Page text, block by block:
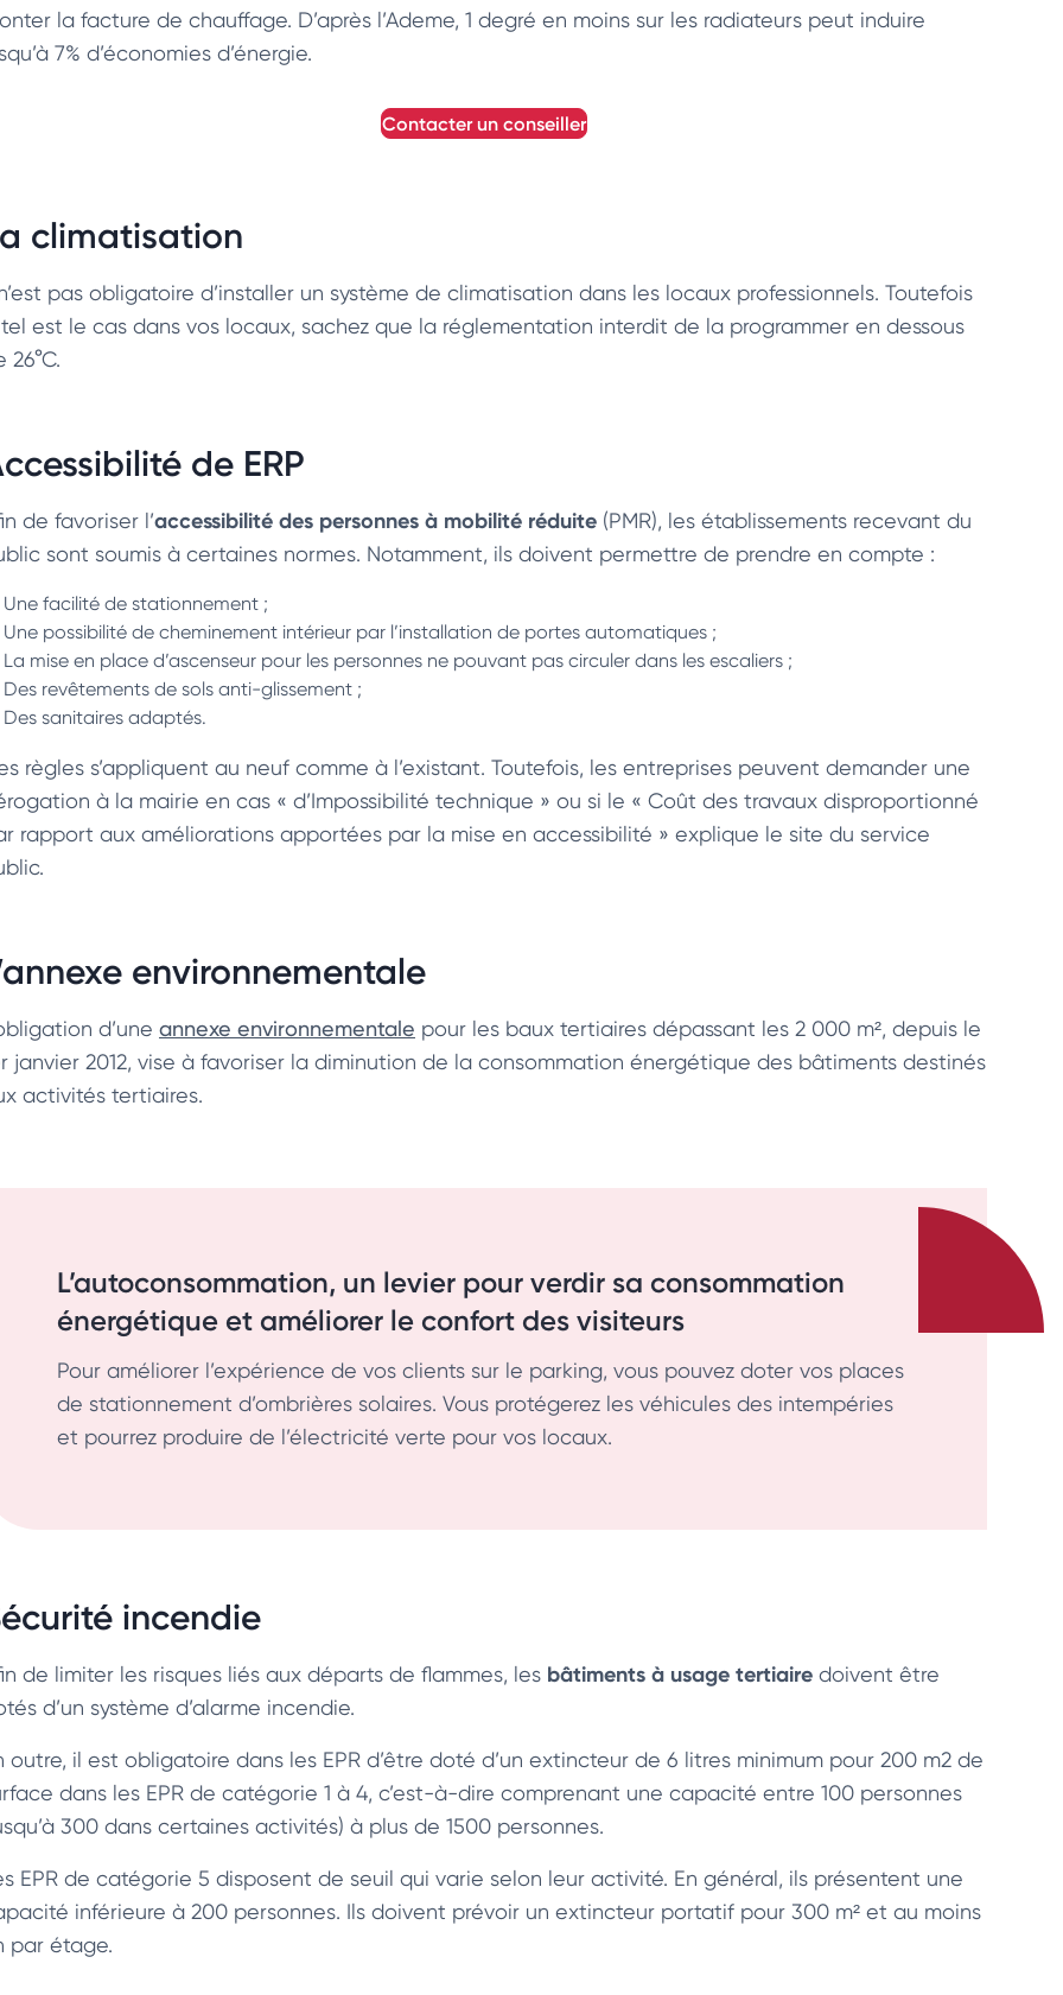
la facture de chauffage. D’après l’Ademe, 1 degré en moins sur les radiateurs peut induire
7% d’économies d’énergie.
contacter un conseiller
climatisation
pas obligatoire d’installer un système de climatisation dans les locaux professionnels. Toutefois
est le cas dans vos locaux, sachez que la réglementation interdit de la programmer en dessous
26°C.
de ERP
de favoriser l’accessibilité des personnes à mobilité réduite (PMR), les établissements recevant du
sont soumis à certaines normes. Notamment, ils doivent permettre de prendre en compte :
Une facilité de stationnement ;
Une possibilité de cheminement intérieur par l’installation de portes automatiques ;
La mise en place d’ascenseur pour les personnes ne pouvant pas circuler dans les escaliers ;
Des revêtements de sols anti-glissement ;
Des sanitaires adaptés.
règles s’appliquent au neuf comme à l’existant. Toutefois, les entreprises peuvent demander une
à la mairie en cas « d’Impossibilité technique » ou si le « Coût des travaux disproportionné
rapport aux améliorations apportées par la mise en accessibilité » explique le site du service
environnementale
d’une annexe environnementale pour les baux tertiaires dépassant les 2 000 m², depuis le
janvier 2012, vise à favoriser la diminution de la consommation énergétique des bâtiments destinés
activités tertiaires.
L’autoconsommation, un levier pour verdir sa consommation
énergétique et améliorer le confort des visiteurs
Pour améliorer l’expérience de vos clients sur le parking, vous pouvez doter vos places
de stationnement d’ombrières solaires. Vous protégerez les véhicules des intempéries
et pourrez produire de l’électricité verte pour vos locaux.
incendie
de limiter les risques liés aux départs de flammes, les bâtiments à usage tertiaire doivent être
d’un système d’alarme incendie.
outre, il est obligatoire dans les EPR d’être doté d’un extincteur de 6 litres minimum pour 200 m2 de
dans les EPR de catégorie 1 à 4, c’est-à-dire comprenant une capacité entre 100 personnes
300 dans certaines activités) à plus de 1500 personnes.
EPR de catégorie 5 disposent de seuil qui varie selon leur activité. En général, ils présentent une
inférieure à 200 personnes. Ils doivent prévoir un extincteur portatif pour 300 m² et au moins
par étage.